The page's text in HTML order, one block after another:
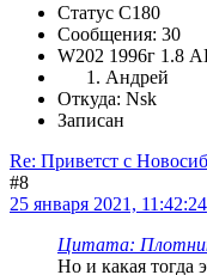
Статус C180
Сообщения: 30
W202 1996г
Андрей
Откуда: Nsk
Записан
Re: Приветст с
#8
25 января 2021, 11:42:24
Цитата:
Но и какая тогда